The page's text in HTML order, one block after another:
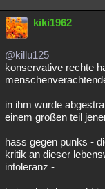
kiki1962
@killu125
konservative rechte
in ihm wurde
einem großen teil
hass gegen punks -
kritik an dieser
intoleranz -